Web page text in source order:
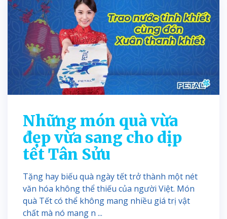
Những món quà vừa
đẹp vừa sang cho dịp
tết Tân Sửu
Tặng hay biếu quà ngày tết trở thành một nét
văn hóa không thể thiếu của người Việt. Món
quà Tết có thể không mang nhiều giá trị vật
chất mà nó mang n ...